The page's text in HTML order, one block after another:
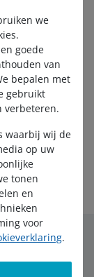
we
goede
van
bepalen met
gebruikt
verbeteren.
waarbij wij de
op uw
tonen
en
voor
.